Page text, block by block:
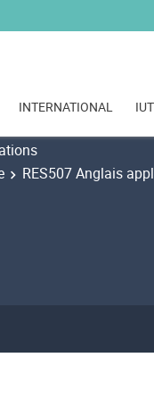
INTERNATIONAL IUT
RES507 Anglais